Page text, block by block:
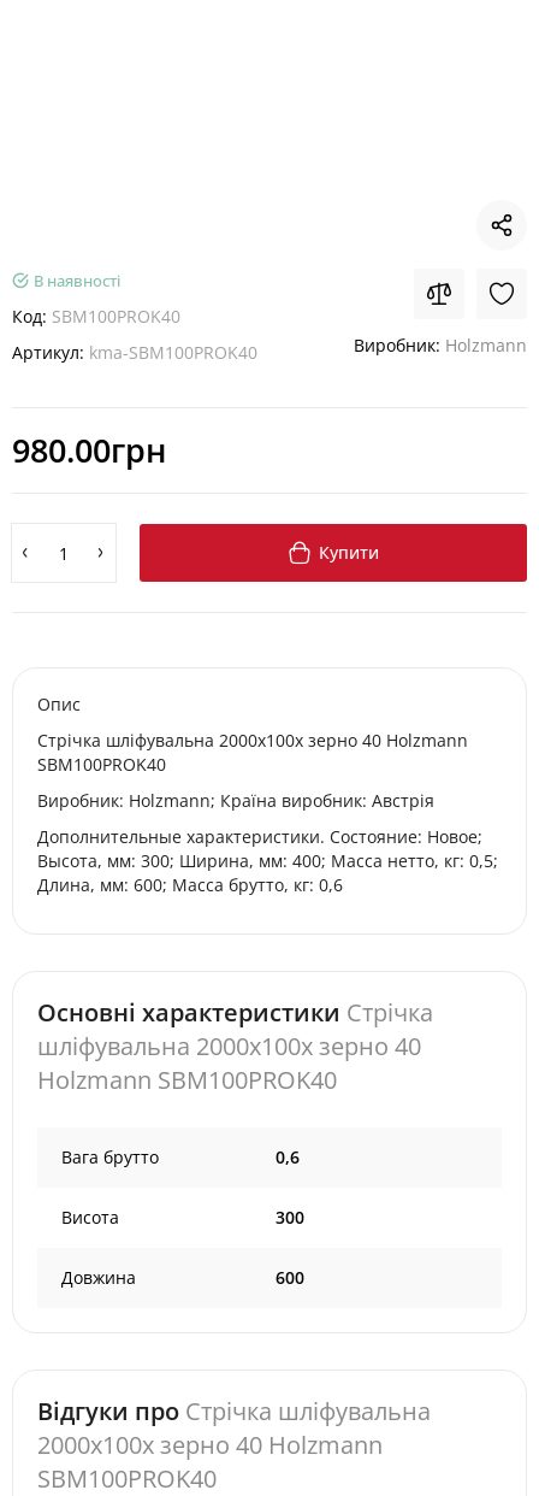
В наявності
Код: SBM100PROK40
Артикул: kma-SBM100PROK40 Виробник: Holzmann
980.00грн
Купити
Опис
Стрічка шліфувальна 2000x100x зерно 40 Holzmann
SBM100PROK40
Виробник: Holzmann; Країна виробник: Австрія
Дополнительные характеристики. Состояние: Новое;
Высота, мм: 300; Ширина, мм: 400; Масса нетто, кг: 0,5;
Длина, мм: 600; Масса брутто, кг: 0,6
Основні характеристики Стрічка
шліфувальна 2000x100x зерно 40
Holzmann SBM100PROK40
Вага брутто 0,6
Висота 300
Довжина 600
Відгуки про Стрічка шліфувальна
2000x100x зерно 40 Holzmann
SBM100PROK40